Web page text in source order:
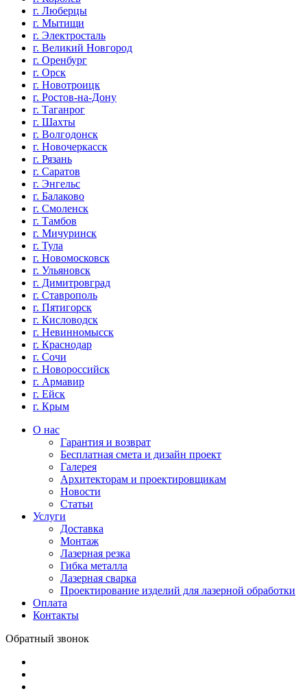
г. Люберцы
г. Мытищи
г. Электросталь
г. Великий Новгород
г. Оренбург
г. Орск
г. Новотроицк
г. Ростов-на-Дону
г. Таганрог
г. Шахты
г. Волгодонск
г. Новочеркасск
г. Рязань
г. Саратов
г. Энгельс
г. Балаково
г. Смоленск
г. Тамбов
г. Мичуринск
г. Тула
г. Новомосковск
г. Ульяновск
г. Димитровград
г. Ставрополь
г. Пятигорск
г. Кисловодск
г. Невинномысск
г. Краснодар
г. Сочи
г. Новороссийск
г. Армавир
г. Ейск
г. Крым
О нас
Гарантия и возврат
Бесплатная смета и дизайн проект
Галерея
Архитекторам и проектировщикам
Новости
Статьи
Услуги
Доставка
Монтаж
Лазерная резка
Гибка металла
Лазерная сварка
Проектирование изделий для лазерной обработки
Оплата
Контакты
Обратный звонок